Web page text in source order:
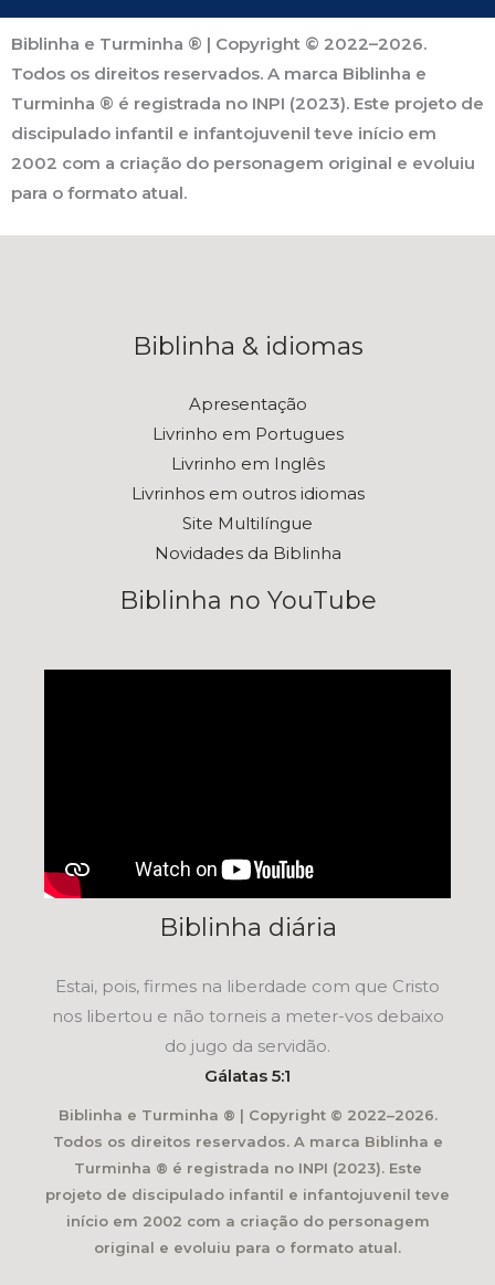
Biblinha e Turminha ® | Copyright © 2022–2026.
Todos os direitos reservados. A marca Biblinha e
Turminha ® é registrada no INPI (2023). Este projeto de
discipulado infantil e infantojuvenil teve início em
2002 com a criação do personagem original e evoluiu
para o formato atual.
Biblinha & idiomas
Apresentação
Livrinho em Portugues
Livrinho em Inglês
Livrinhos em outros idiomas
Site Multilíngue
Novidades da Biblinha
Biblinha no YouTube
Biblinha diária
Estai, pois, firmes na liberdade com que Cristo
nos libertou e não torneis a meter-vos debaixo
do jugo da servidão.
Gálatas 5:1
Biblinha e Turminha ® | Copyright © 2022–2026.
Todos os direitos reservados. A marca Biblinha e
Turminha ® é registrada no INPI (2023). Este
projeto de discipulado infantil e infantojuvenil teve
início em 2002 com a criação do personagem
original e evoluiu para o formato atual.